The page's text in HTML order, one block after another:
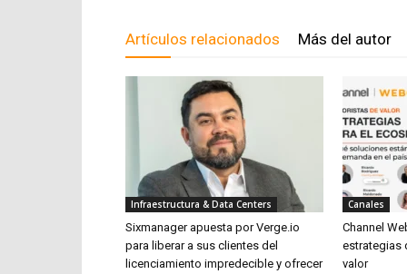
Artículos relacionados Más del autor
Infraestructura & Data Centers
Sixmanager apuesta por Verge.io
para liberar a sus clientes del
licenciamiento impredecible y ofrecer
Canales
Channel
estrategias
valor